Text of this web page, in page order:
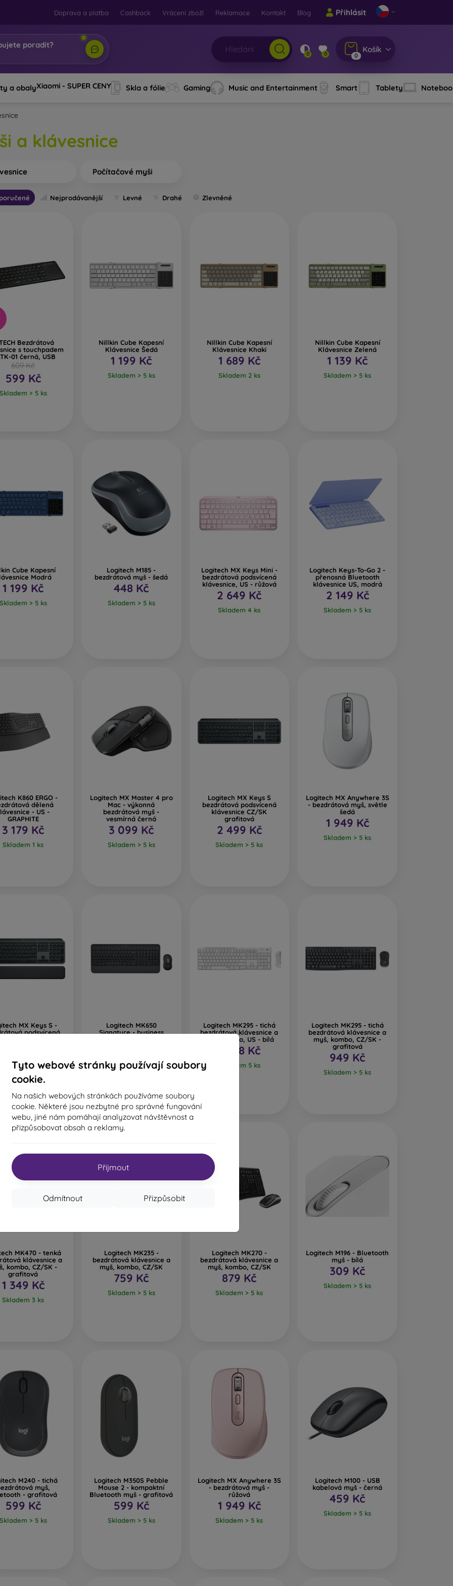
Tyto webové stránky používají soubory
cookie.
Na našich webových stránkách používáme soubory
cookie. Některé jsou nezbytné pro správné fungování
webu, jiné nám pomáhají analyzovat návštěvnost a
přizpůsobovat obsah a reklamy.
Přijmout
Přizpůsobit
Odmítnout
Doprava a platba Cashback Vrácení zboží Reklamace Kontakt Blog Přihlásit
poradit?
0 0 0
Košík
a obalyXiaomi - SUPER CENY Skla a fólie Gaming Music and Entertainment Smart Tablety
a klávesnice
Počítačové myši
Nejprodávanější Levné Drahé Zlevněné
Bezdrátová
s touchpadem
01 černá, USB
609 Kč
599 Kč
> 5 ks
Nillkin Cube Kapesní
Klávesnice Šedá
1 199 Kč
Skladem > 5 ks
Nillkin Cube Kapesní
Klávesnice Khaki
1 689 Kč
Skladem 2 ks
Nillkin Cube Kapesní
Klávesnice Zelená
1 139 Kč
Skladem > 5 ks
Cube Kapesní
Modrá
1 199 Kč
> 5 ks
Logitech M185 -
bezdrátová myš - šedá
448 Kč
Skladem > 5 ks
Logitech MX Keys Mini -
bezdrátová podsvícená
klávesnice, US - růžová
2 649 Kč
Skladem 4 ks
Logitech Keys-To-Go 2 -
přenosná Bluetooth
klávesnice US, modrá
2 149 Kč
Skladem > 5 ks
K860 ERGO -
dělená
- US -
GRAPHITE
3 179 Kč
Skladem 1 ks
Logitech MX Master 4 pro
Mac - výkonná
bezdrátová myš -
vesmírná černá
3 099 Kč
Skladem > 5 ks
Logitech MX Keys S
bezdrátová podsvícená
klávesnice CZ/SK
grafitová
2 499 Kč
Skladem > 5 ks
Logitech MX Anywhere 3S
- bezdrátová myš, světle
šedá
1 949 Kč
Skladem > 5 ks
MX Keys S -
podsvícená
> 5 ks
Logitech MK650
Signature - business
1 519 Kč
Skladem > 5 ks
Logitech MK295 - tichá
bezdrátová klávesnice a
myš, kombo, US - bílá
1 278 Kč
Skladem 5 ks
Logitech MK295 - tichá
bezdrátová klávesnice a
myš, kombo, CZ/SK -
grafitová
949 Kč
Skladem > 5 ks
MK470 - tenká
klávesnice a
kombo, CZ/SK -
grafitová
1 349 Kč
Skladem 3 ks
Logitech MK235 -
bezdrátová klávesnice a
myš, kombo, CZ/SK
759 Kč
Skladem > 5 ks
Logitech MK270 -
bezdrátová klávesnice a
myš, kombo, CZ/SK
879 Kč
Skladem > 5 ks
Logitech M196 - Bluetooth
myš - bílá
309 Kč
Skladem > 5 ks
M240 - tichá
myš,
- grafitová
599 Kč
> 5 ks
Logitech M350S Pebble
Mouse 2 - kompaktní
Bluetooth myš - grafitová
599 Kč
Skladem > 5 ks
Logitech MX Anywhere 3S
- bezdrátová myš -
růžová
1 949 Kč
Skladem > 5 ks
Logitech M100 - USB
kabelová myš - černá
459 Kč
Skladem > 5 ks